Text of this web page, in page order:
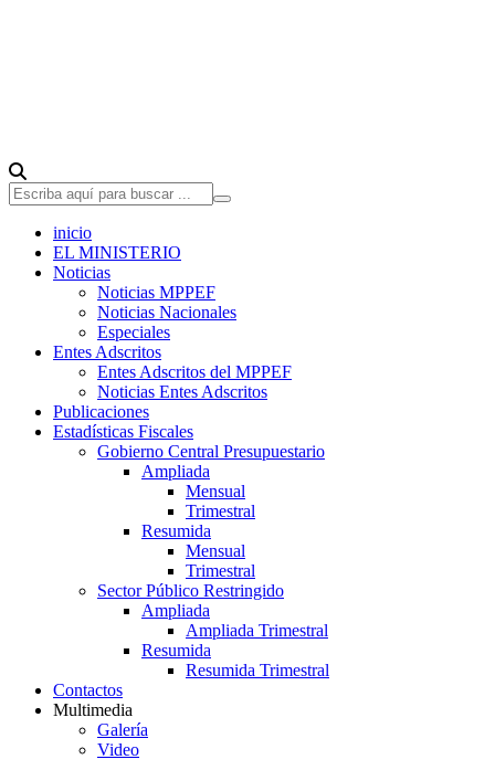
inicio
EL MINISTERIO
Noticias
Noticias MPPEF
Noticias Nacionales
Especiales
Entes Adscritos
Entes Adscritos del MPPEF
Noticias Entes Adscritos
Publicaciones
Estadísticas Fiscales
Gobierno Central Presupuestario
Ampliada
Mensual
Trimestral
Resumida
Mensual
Trimestral
Sector Público Restringido
Ampliada
Ampliada Trimestral
Resumida
Resumida Trimestral
Contactos
Multimedia
Galería
Video